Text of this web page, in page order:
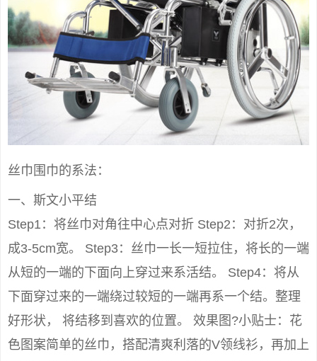
丝巾围巾的系法：
一、斯文小平结
Step1：将丝巾对角往中心点对折 Step2：对折2次，
成3-5cm宽。 Step3：丝巾一长一短拉住，将长的一端
从短的一端的下面向上穿过来系活结。 Step4：将从
下面穿过来的一端绕过较短的一端再系一个结。整理
好形状， 将结移到喜欢的位置。 效果图?小贴士：花
色图案简单的丝巾，搭配清爽利落的V领线衫，再加上